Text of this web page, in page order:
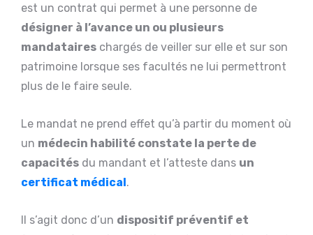
est un contrat qui permet à une personne de
désigner à l’avance un ou plusieurs
mandataires chargés de veiller sur elle et sur son
patrimoine lorsque ses facultés ne lui permettront
plus de le faire seule.
Le mandat ne prend effet qu’à partir du moment où
un médecin habilité constate la perte de
capacités du mandant et l’atteste dans un
certificat médical.
Il s’agit donc d’un dispositif préventif et